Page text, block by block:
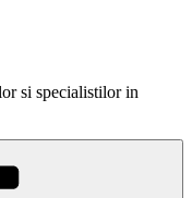
si specialistilor in